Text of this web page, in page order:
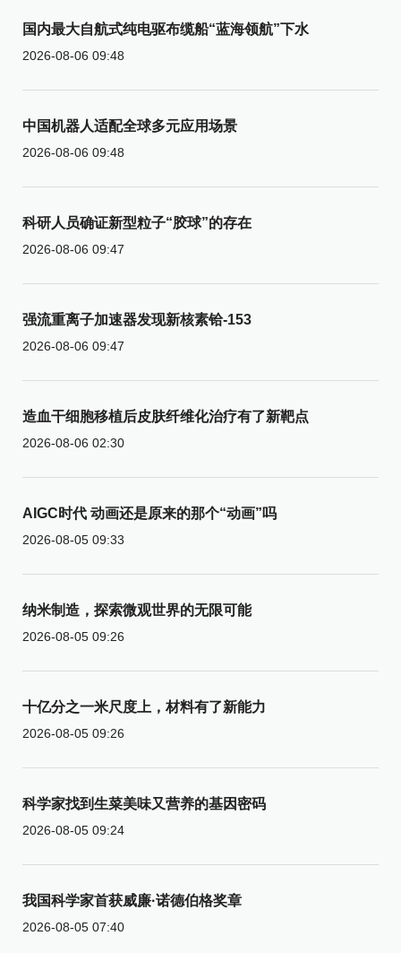
国内最大自航式纯电驱布缆船“蓝海领航”下水
2026-08-06 09:48
中国机器人适配全球多元应用场景
2026-08-06 09:48
科研人员确证新型粒子“胶球”的存在
2026-08-06 09:47
强流重离子加速器发现新核素铪-153
2026-08-06 09:47
造血干细胞移植后皮肤纤维化治疗有了新靶点
2026-08-06 02:30
AIGC时代 动画还是原来的那个“动画”吗
2026-08-05 09:33
纳米制造，探索微观世界的无限可能
2026-08-05 09:26
十亿分之一米尺度上，材料有了新能力
2026-08-05 09:26
科学家找到生菜美味又营养的基因密码
2026-08-05 09:24
我国科学家首获威廉·诺德伯格奖章
2026-08-05 07:40